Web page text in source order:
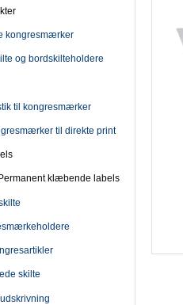
kongresmærker
og bordskilteholdere
til kongresmærker
til direkte print
Permanent klæbende labels
skilte